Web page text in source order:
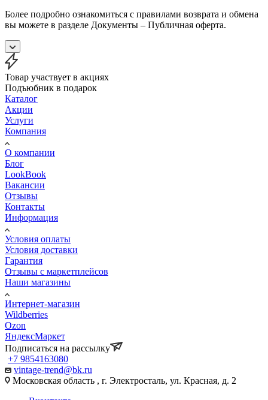
Более подробно ознакомиться с правилами возврата и обмена
вы можете в разделе Документы – Публичная оферта.
Товар участвует в акциях
Подъюбник в подарок
Каталог
Акции
Услуги
Компания
О компании
Блог
LookBook
Вакансии
Отзывы
Контакты
Информация
Условия оплаты
Условия доставки
Гарантия
Отзывы с маркетплейсов
Наши магазины
Интернет-магазин
Wildberries
Ozon
ЯндексМаркет
Подписаться на рассылку
+7 9854163080
vintage-trend@bk.ru
Московская область , г. Электросталь, ул. Красная, д. 2